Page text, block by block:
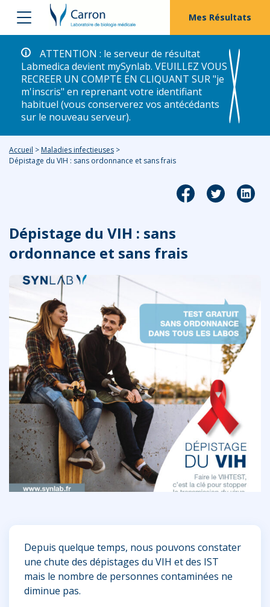
Mes Résultats
ATTENTION : le serveur de résultat
Labmedica devient mySynlab. VEUILLEZ VOUS
RECREER UN COMPTE EN CLIQUANT SUR "je
m'inscris" en reprenant votre identifiant
habituel (vous conserverez vos antécédants
sur le nouveau serveur).
Accueil > Maladies infectieuses >
Dépistage du VIH : sans ordonnance et sans frais
Dépistage du VIH : sans
ordonnance et sans frais
Depuis quelque temps, nous pouvons constater
une chute des dépistages du VIH et des IST
mais le nombre de personnes contaminées ne
diminue pas.